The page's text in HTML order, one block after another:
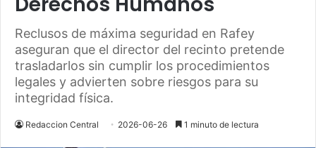
Reclusos de máxima seguridad en Rafey
aseguran que el director del recinto pretende
trasladarlos sin cumplir los procedimientos
legales y advierten sobre riesgos para su
integridad física.
Redaccion Central 2026-06-26 1 minuto de lectura